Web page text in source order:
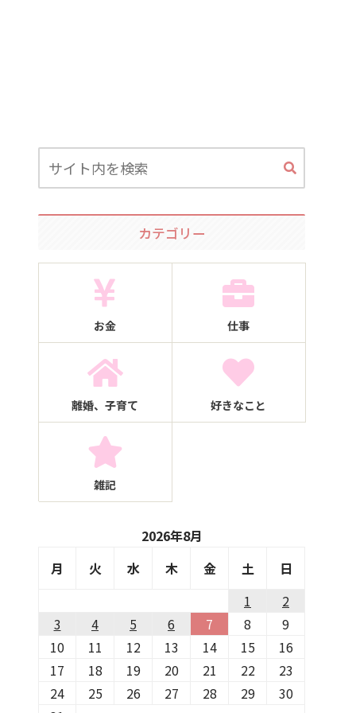
カテゴリー
お金 仕事
離婚、子育て 好きなこと
雑記
2026年8月
月
火 水 木 金 土
日
1
2
3
4 5 6 7 8
9
10
11 12 13 14 15
16
17
18 19 20 21 22
23
24
25 26 27 28 29
30